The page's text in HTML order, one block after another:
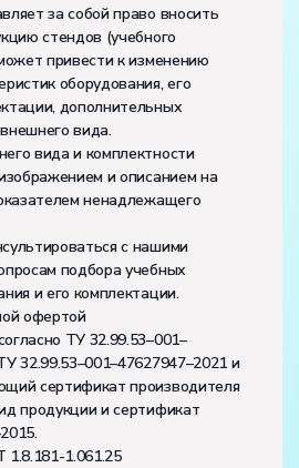
за собой право вносить
стендов (учебного
привести к изменению
оборудования, его
дополнительных
вида.
вида и комплектности
и описанием на
ненадлежащего
с нашими
подбора учебных
и его комплектации.
офертой
ТУ 32.99.53–001–
32.99.53–001–47627947–2021 и
сертификат производителя
продукции и сертификат
1.061.25